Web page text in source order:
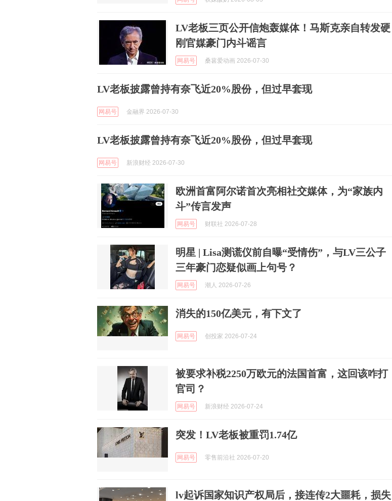
LV老板三页公开信炮轰媒体！马斯克亲自转发硬
刚官媒豪门内斗谣言
网易号 桑葚爱动画 2026-07-30
LV老板披露曾持有奈飞近20%股份，但过早套现
网易号 金融界 2026-07-30
LV老板披露曾持有奈飞近20%股份，但过早套现
网易号 新浪财经 2026-07-30
欧洲首富阿尔诺首次亮相社交媒体，为“家族内
斗”传言发声
网易号 财联社 2026-07-28
明星 | Lisa测谎仪前自曝“受情伤”，与LV三公子
三年豪门恋疑似画上句号？
网易号 潮人 2026-07-26
消失的150亿美元，有下文了
网易号 创投家 2026-07-24
被要求补税2250万欧元的法国首富，这回该咋打
官司？
网易号 新浪财经 2026-07-24
突发！LV老板被重罚1.74亿
网易号 零售前沿社 2026-07-20
lv起诉国家知识产权局后，接连传2大噩耗，损失